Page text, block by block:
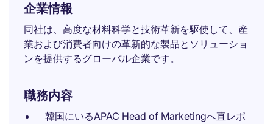
企業情報
同社は、高度な材料科学と技術革新を駆使して、産
業および消費者向けの革新的な製品とソリューショ
ンを提供するグローバル企業です。
職務内容
韓国にいるAPAC Head of Marketingへ直レポ